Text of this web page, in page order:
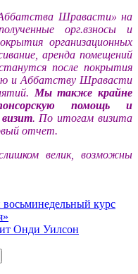
Шравасти» на
орг.взносы и
организационных
аренда помещений
после покрытия
и Аббатству Шравасти
Мы также крайне
помощь и
. По итогам визита
отчет.
велик, возможны
курс
Онди Уилсон